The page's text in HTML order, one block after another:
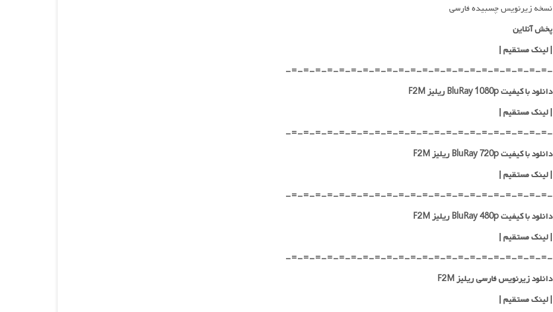
نسخه زیرنویس چسبیده فارسی
پخش آنلاین
| لینک مستقیم|
-=-=-=-=-=-=-=-=-=-=-=-=-=-=-=-=-=-=-=-=-=-=-
دانلود با کیفیت BluRay 1080p ریلیز F2M
|لینک مستقیم|
-=-=-=-=-=-=-=-=-=-=-=-=-=-=-=-=-=-=-=-=-=-=-
دانلود با کیفیت BluRay 720p ریلیز F2M
| لینک مستقیم|
-=-=-=-=-=-=-=-=-=-=-=-=-=-=-=-=-=-=-=-=-=-=-
دانلود با کیفیت BluRay 480p ریلیز F2M
| لینک مستقیم|
-=-=-=-=-=-=-=-=-=-=-=-=-=-=-=-=-=-=-=-=-=-=-
دانلود زیرنویس فارسی ریلیز F2M
| لینک مستقیم|